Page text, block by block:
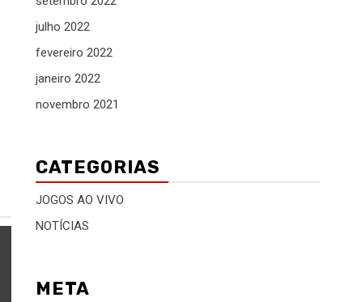
julho 2022
fevereiro 2022
janeiro 2022
novembro 2021
CATEGORIAS
JOGOS AO VIVO
NOTÍCIAS
META